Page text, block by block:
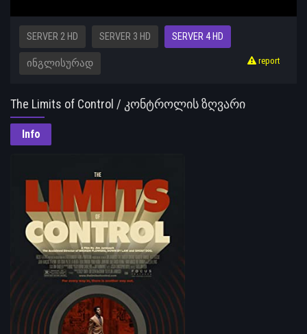
SERVER 2 HD SERVER 3 HD SERVER 4 HD
ᲘᲜᲒᲚᲘᲡᲣᲠᲐᲓ report
The Limits of Control / კონტროლის ზღვარი
Info